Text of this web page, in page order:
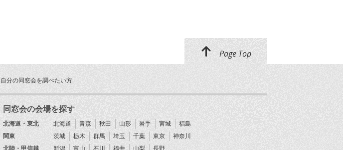
Page Top
自分の同窓会を調べたい方
同窓会の会場を探す
北海道・東北 北海道 青森 秋田 山形 岩手 宮城
福島
関東
茨城 栃木 群馬 埼玉 千葉 東京
神奈川
北陸・甲信越
新潟 富山 石川 福井 山梨
長野